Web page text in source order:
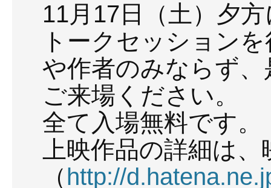
11月17日（土）夕
トークセッション
や作者のみならず
ご来場ください。
全て入場無料です。
上映作品の詳細は
（http://